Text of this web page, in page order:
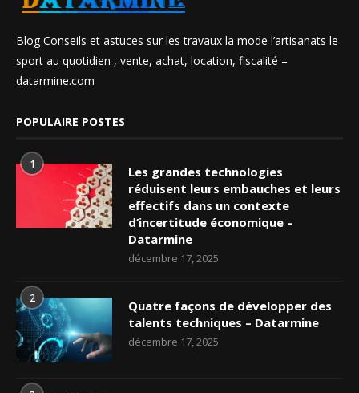
Blog Conseils et astuces sur les travaux la mode l’artisanats le
sport au quotidien , vente, achat, location, fiscalité –
datarmine.com
POPULAIRE POSTES
1
Les grandes technologies
réduisent leurs embauches et leurs
effectifs dans un contexte
d’incertitude économique –
Datarmine
décembre 17, 2025
2
Quatre façons de développer des
talents techniques – Datarmine
décembre 17, 2025